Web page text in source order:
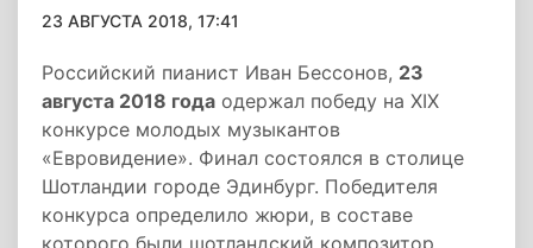
23 АВГУСТА 2018, 17:41
Российский пианист Иван Бессонов, 23
августа 2018 года одержал победу на XIX
конкурсе молодых музыкантов
«Евровидение». Финал состоялся в столице
Шотландии городе Эдинбург. Победителя
конкурса определило жюри, в составе
которого были шотландский композитор